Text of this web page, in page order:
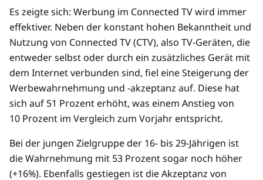
Es zeigte sich: Werbung im Connected TV wird immer
effektiver. Neben der konstant hohen Bekanntheit und
Nutzung von Connected TV (CTV), also TV-Geräten, die
entweder selbst oder durch ein zusätzliches Gerät mit
dem Internet verbunden sind, fiel eine Steigerung der
Werbewahrnehmung und -akzeptanz auf. Diese hat
sich auf 51 Prozent erhöht, was einem Anstieg von
10 Prozent im Vergleich zum Vorjahr entspricht.
Bei der jungen Zielgruppe der 16- bis 29-Jährigen ist
die Wahrnehmung mit 53 Prozent sogar noch höher
(+16%). Ebenfalls gestiegen ist die Akzeptanz von